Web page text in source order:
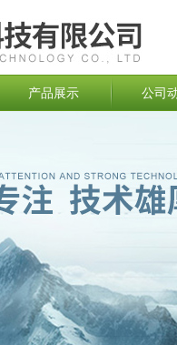
产品展示 公司